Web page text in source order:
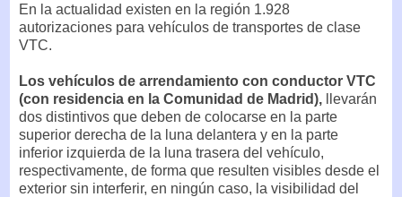
En la actualidad existen en la región 1.928
autorizaciones para vehículos de transportes de clase
VTC.
Los vehículos de arrendamiento con conductor VTC
(con residencia en la Comunidad de Madrid),
llevarán
dos distintivos que deben de colocarse en la parte
superior derecha de la luna delantera y en la parte
inferior izquierda de la luna trasera del vehículo,
respectivamente, de forma que resulten visibles desde el
exterior sin interferir, en ningún caso, la visibilidad del